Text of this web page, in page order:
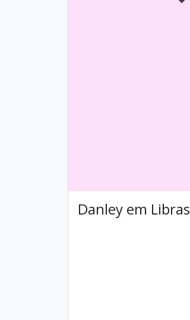
Danley em Libras